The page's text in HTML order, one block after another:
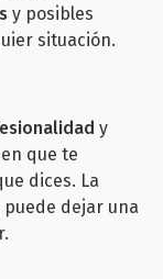
y posibles
situación.
y
que te
dices. La
puede dejar una